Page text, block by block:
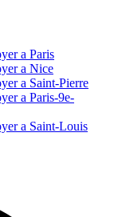
a Paris
a Nice
a Saint-Pierre
a Paris-9e-
a Saint-Louis